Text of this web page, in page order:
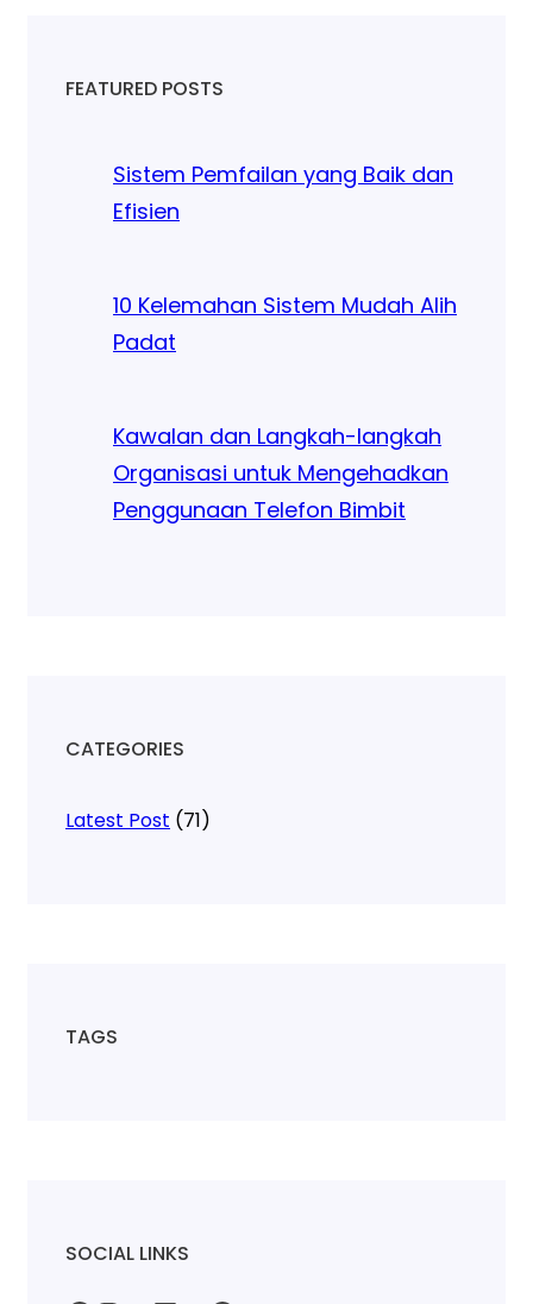
FEATURED POSTS
Sistem Pemfailan yang Baik dan
Efisien
10 Kelemahan Sistem Mudah Alih
Padat
Kawalan dan Langkah-langkah
Organisasi untuk Mengehadkan
Penggunaan Telefon Bimbit
CATEGORIES
Latest Post (71)
TAGS
SOCIAL LINKS